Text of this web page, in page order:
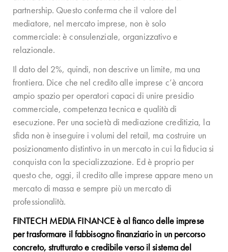
partnership. Questo conferma che il valore del
mediatore, nel mercato imprese, non è solo
commerciale: è consulenziale, organizzativo e
relazionale.
Il dato del 2%, quindi, non descrive un limite, ma una
frontiera. Dice che nel credito alle imprese c’è ancora
ampio spazio per operatori capaci di unire presidio
commerciale, competenza tecnica e qualità di
esecuzione. Per una società di mediazione creditizia, la
sfida non è inseguire i volumi del retail, ma costruire un
posizionamento distintivo in un mercato in cui la fiducia si
conquista con la specializzazione. Ed è proprio per
questo che, oggi, il credito alle imprese appare meno un
mercato di massa e sempre più un mercato di
professionalità.
FINTECH MEDIA FINANCE è al fianco delle imprese
per trasformare il fabbisogno finanziario in un percorso
concreto, strutturato e credibile verso il sistema del